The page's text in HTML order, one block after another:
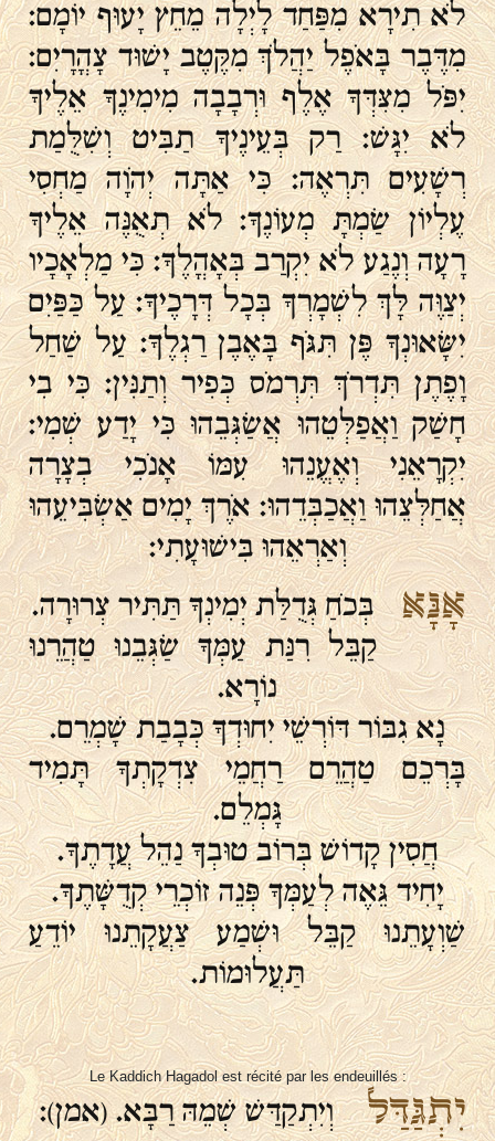
לֹא תִירָא מִפַּחַד לָיְלָה מֵחֵץ יָעוּף יוֹמָם:
מִדֶּבֶר בָּאֹפֶל יַהֲלֹךְ מִקֶּטֶב יָשׁוּד צָהֳרָיִם:
יִפֹּל מִצִּדְּךָ אֶלֶף וּרְבָבָה מִימִינֶךָ אֵלֶיךָ
לֹא יִגָּשׁ: רַק בְּעֵינֶיךָ תַבִּיט וְשִׁלֻּמַת
רְשָׁעִים תִּרְאֶה: כִּי אַתָּה יְהֹוָה מַחְסִי
עֶלְיוֹן שַׂמְתָּ מְעוֹנֶךָ: לֹא תְאֻנֶּה אֵלֶיךָ
רָעָה וְנֶגַע לֹא יִקְרַב בְּאָהֳלֶךָ: כִּי מַלְאָכָיו
יְצַוֶּה לָּךְ לִשְׁמָרְךָ בְּכָל דְּרָכֶיךָ: עַל כַּפַּיִם
יִשָּׂאוּנְךָ פֶּן תִּגֹּף בָּאֶבֶן רַגְלֶךָ: עַל שַׁחַל
וָפֶתֶן תִּדְרֹךְ תִּרְמֹס כְּפִיר וְתַנִּין: כִּי בִי
חָשַׁק וַאֲפַלְּטֵהוּ אֲשַׂגְּבֵהוּ כִּי יָדַע שְׁמִי:
יִקְרָאֵנִי וְאֶעֱנֵהוּ עִמּוֹ אָנֹכִי בְצָרָה
אֲחַלְּצֵהוּ וַאֲכַבְּדֵהוּ: אֹרֶךְ יָמִים אַשְׂבִּיעֵהוּ
וְאַרְאֵהוּ בִּישׁוּעָתִי:
אָנָּאבְּכֹחַ גְּדֻלַּת יְמִינְךָ תַּתִּיר צְרוּרָה.
קַבֵּל רִנַּת עַמְּךָ שַׂגְּבֵנוּ טַהֲרֵנוּ
נוֹרָא.
נָא גִבּוֹר דּוֹרְשֵׁי יִחוּדְךָ כְּבָבַת שָׁמְרֵם.
בָּרְכֵם טַהֲרֵם רַחֲמֵי צִדְקָתְךָ תָּמִיד
גָּמְלֵם.
חֲסִין קָדוֹשׁ בְּרוֹב טוּבְךָ נַהֵל עֲדָתֶךָ.
יָחִיד גֵּאֶה לְעַמְּךָ פְּנֵה זוֹכְרֵי קְדֻשָּׁתֶךָ.
שַׁוְעָתֵנוּ קַבֵּל וּשְׁמַע צַעֲקָתֵנוּ יוֹדֵעַ
תַּעֲלוּמוֹת.
Le Kaddich Hagadol est récité par les endeuillés :
יִתְגַּדַּל וְיִתְקַדַּשׁ שְׁמֵהּ רַבָּא. (אמן):